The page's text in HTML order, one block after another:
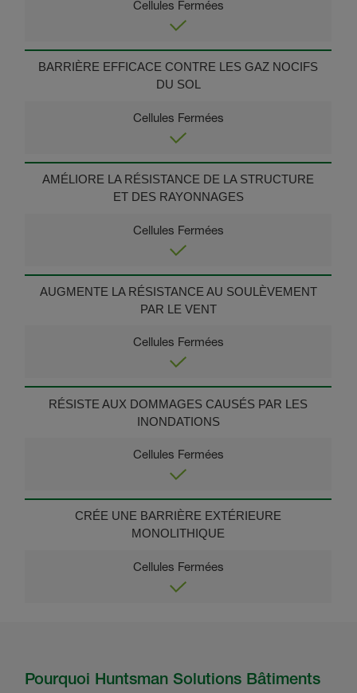
BARRIÈRE EFFICACE CONTRE LES GAZ NOCIFS
DU SOL
AMÉLIORE LA RÉSISTANCE DE LA STRUCTURE
ET DES RAYONNAGES
AUGMENTE LA RÉSISTANCE AU SOULÈVEMENT
PAR LE VENT
RÉSISTE AUX DOMMAGES CAUSÉS PAR LES
INONDATIONS
CRÉE UNE BARRIÈRE EXTÉRIEURE
MONOLITHIQUE
Pourquoi Huntsman Solutions Bâtiments